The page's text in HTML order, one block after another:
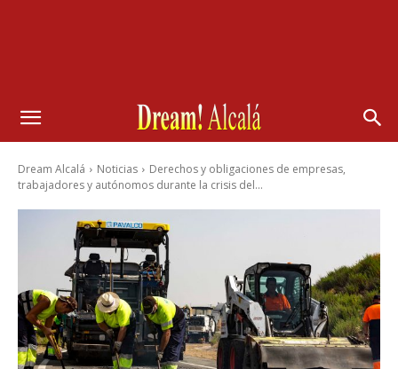
Dream Alcalá Noticias
Derechos y obligaciones de empresas,
trabajadores y autónomos durante la crisis del...